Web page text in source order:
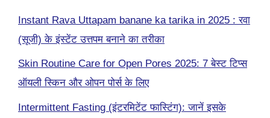
Instant Rava Uttapam banane ka tarika in 2025 : रवा
(सूजी) के इंस्टेंट उत्तपम बनाने का तरीका
Skin Routine Care for Open Pores 2025: 7 बेस्ट टिप्स
ऑयली स्किन और ओपन पोर्स के लिए
Intermittent Fasting (इंटरमिटेंट फास्टिंग): जानें इसके